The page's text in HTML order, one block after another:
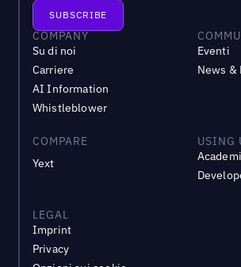
COMPANY
Su di noi
Carriere
AI Information
Whistleblower
Eventi
News &
COMPARE
Yext
USING
LEGAL
Imprint
Privacy